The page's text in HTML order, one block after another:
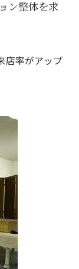
っている方
ン整体を求
店率がアップ